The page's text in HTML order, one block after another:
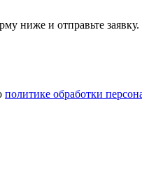
ниже и отправьте
политике обработки